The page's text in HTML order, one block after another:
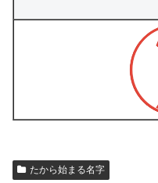
たから始まる名字